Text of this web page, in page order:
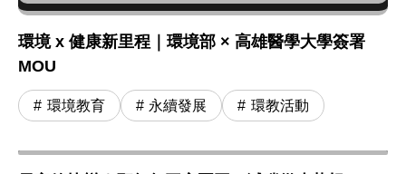
環境 x 健康新里程｜環境部 × 高雄醫學大學簽署
MOU
環境教育 永續發展 環教活動